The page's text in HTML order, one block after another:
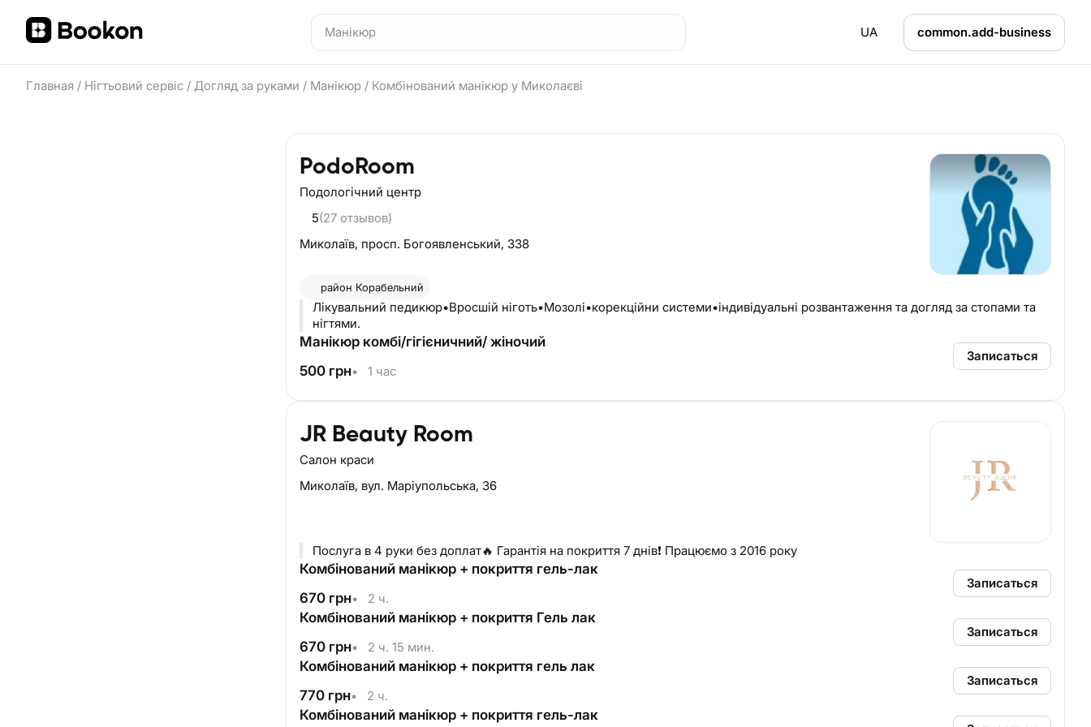
UA common.add-business
Главная / Нігтьовий сервіс / Догляд за руками / Манікюр / Комбінований манікюр у Миколаєві
PodoRoom
Подологічний центр
5(27 отзывов)
Миколаїв, просп. Богоявленський, 338
район Корабельний
Лікувальний педикюр•Вросшій ніготь•Мозолі•корекційни системи•індивідуальні розвантаження та догляд за стопами та
нігтями.
Манікюр комбі/гігієничний/ жіночий
500 грн• 1 час
Записаться
JR Beauty Room
Салон краси
Миколаїв, вул. Маріупольська, 36
Послуга в 4 руки без доплат🔥 Гарантія на покриття 7 днів❗️ Працюємо з 2016 року
Комбінований манікюр + покриття гель-лак
670 грн• 2 ч.
Записаться
Комбінований манікюр + покриття Гель лак
670 грн• 2 ч. 15 мин.
Записаться
Комбінований манікюр + покриття гель лак
770 грн• 2 ч.
Записаться
Комбінований манікюр + покриття гель-лак